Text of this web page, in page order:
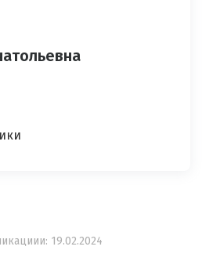
19.02.2024